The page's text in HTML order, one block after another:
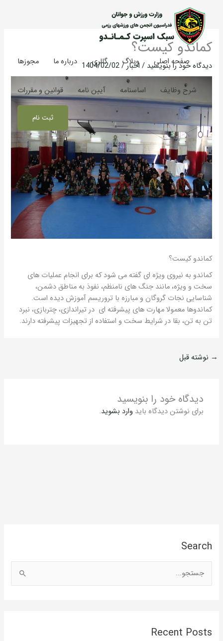
صفحه اصلی وبلاگ گالری درباره ما مجوزها
شرح وظایف اساسنامه آیین نامه قوانین و مقررات
ثبت نام
کماندو کیست؟
دیدگاه‌ خود را بنویسید / اخبار/
1404/02/02
کماندو کیست؟
کماندو به نیروی ویژه ای گفته می شود که برای انجام عملیات های
سخت و ویژه، مانند جنگ های نامنظم، نفوذ به مناطق دشمن،
شناسایی نجات گروگان و مبارزه با تروریسم آموزش دیده است.
کماندوها معمولا مهارت های پیشرفته ای در تیراندازی، چتربازی، نبرد
تن به تن، بقا در شرایط سخت و استفاده از تجهیزات پیشرفته دارند.
→ نوشته قبل
دیدگاه‌ خود را بنویسید
برای نوشتن دیدگاه بایدوارد بشوید.
Search
س
و
Recent Posts